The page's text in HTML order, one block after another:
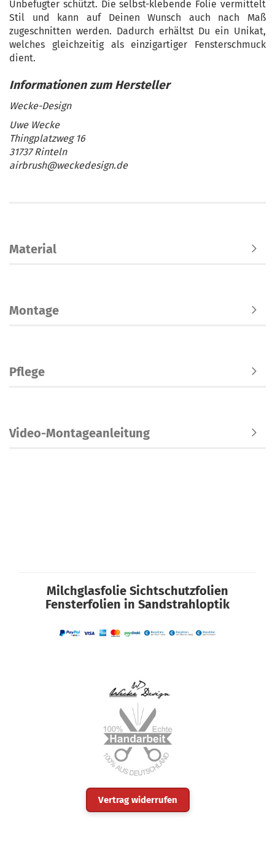
Unbefugter schützt. Die selbst-klebende Folie vermittelt
Stil und kann auf Deinen Wunsch auch nach Maß
zugeschnitten werden. Dadurch erhältst Du ein Unikat,
welches gleichzeitig als einzigartiger Fensterschmuck
dient.
Wecke-Design
Uwe Wecke
Thingplatzweg 16
31737 Rinteln
airbrush@weckedesign.de
Material
Montage
Pflege
Video-Montageanleitung
Milchglasfolie Sichtschutzfolien
Fensterfolien in Sandstrahloptik
Vertrag widerrufen